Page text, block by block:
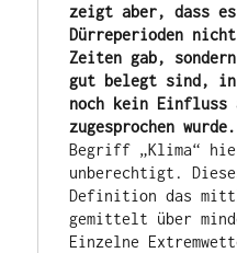
zeigt aber, dass
Dürreperioden
Zeiten gab,
gut belegt sind, in
noch kein Einfluss
zugesprochen wurde.
Begriff „Klima“
unberechtigt.
Definition das
gemittelt über
Einzelne